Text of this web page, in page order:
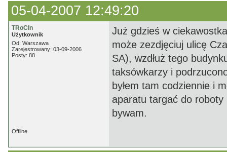
05-04-2007 12:49:20
TRoCIn
Użytkownik
Od: Warszawa
Zarejestrowany: 03-09-2006
Posty: 88
Już gdzieś w
może zezdjęciuj ulicę
SA), wzdłuż tego
taksówkarzy i
byłem tam codziennie i
aparatu targać do
bywam.
Offline